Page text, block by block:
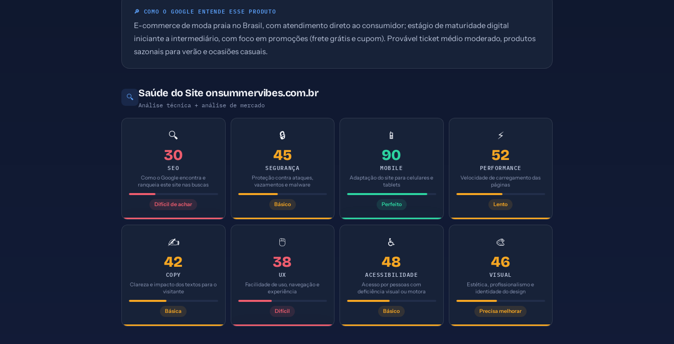
🔎 COMO O GOOGLE ENTENDE ESSE PRODUTO
E-commerce de moda praia no Brasil, com atendimento direto ao consumidor; estágio de maturidade digital
iniciante a intermediário, com foco em promoções (frete grátis e cupom). Provável ticket médio moderado, produtos
sazonais para verão e ocasiões casuais.
🔍 Saúde do Site onsummervibes.com.br
Análise técnica + análise de mercado
🔍
30
SEO
Como o Google encontra e
ranqueia este site nas buscas
Difícil de achar
🔒
45
SEGURANÇA
Proteção contra ataques,
vazamentos e malware
Básico
📱
90
MOBILE
Adaptação do site para celulares e
tablets
Perfeito
⚡
52
PERFORMANCE
Velocidade de carregamento das
páginas
Lento
✍️
42
COPY
Clareza e impacto dos textos para o
visitante
Básica
🖱️
38
UX
Facilidade de uso, navegação e
experiência
Difícil
♿
48
ACESSIBILIDADE
Acesso por pessoas com
deficiência visual ou motora
Básico
🎨
46
VISUAL
Estética, profissionalismo e
identidade do design
Precisa melhorar